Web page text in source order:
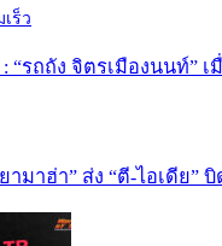
ร็ว
: “รถถัง จิตรเมืองนนท์”
ยามาฮ่า” ส่ง “ตี-ไอเดีย”